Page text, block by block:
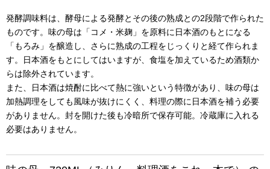
発酵調味料は、酵母による発酵とその後の熟成との2段階で作られた
ものです。味の母は「コメ・米麹」を原料に日本酒のもとになる
「もろみ」を醸造し、さらに熟成の工程をじっくりと経て作られま
す。日本酒をもとにしてはいますが、食塩を加えているため酒類か
らは除外されています。
また、日本酒は焼酎に比べて熱に強いという特徴があり、味の母は
加熱調理をしても風味が抜けにくく、料理の際に日本酒を補う必要
がありません。封を開けた後も冷暗所で保存可能。冷蔵庫に入れる
必要はありません。